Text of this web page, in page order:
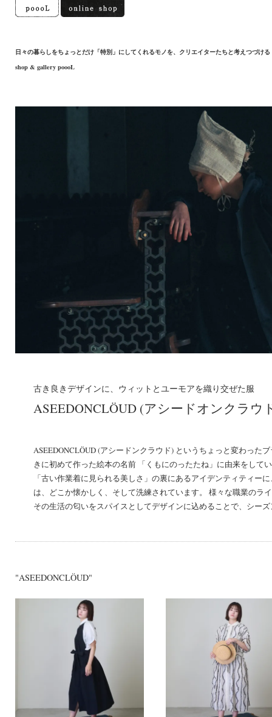
日々の暮らしをちょっとだけ「特別」にしてくれるモノを、クリエイターたちと考えつづける
shop & gallery poooL
古き良きデザインに、ウィットとユーモアを織り交ぜた服
ASEEDONCLÖUD (アシードオンクラウ
ASEEDONCLÖUD (アシードンクラウド) というちょっと変わった
きに初めて作った絵本の名前 「くもにのったたね」に由来をして
「古い作業着に見られる美しさ」の裏にあるアイデンティティー
は、どこか懐かしく、そして洗練されています。 様々な職業のラ
その生活の匂いをスパイスとしてデザインに込めることで、シー
"ASEEDONCLÖUD"